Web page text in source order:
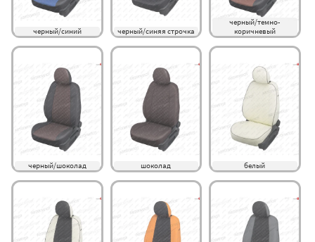
черный/синий черный/синяя строчка
черный/темно-
коричневый
черный/шоколад шоколад белый